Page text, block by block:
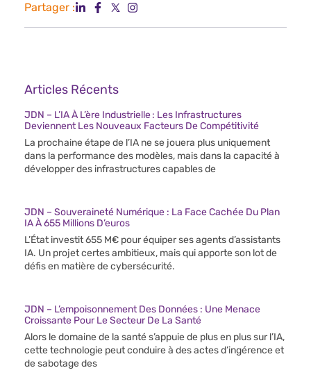
Partager :
Articles Récents
JDN – L’IA À L’ère Industrielle : Les Infrastructures
Deviennent Les Nouveaux Facteurs De Compétitivité
La prochaine étape de l’IA ne se jouera plus uniquement
dans la performance des modèles, mais dans la capacité à
développer des infrastructures capables de
JDN – Souveraineté Numérique : La Face Cachée Du Plan
IA À 655 Millions D’euros
L’État investit 655 M€ pour équiper ses agents d’assistants
IA. Un projet certes ambitieux, mais qui apporte son lot de
défis en matière de cybersécurité.
JDN – L’empoisonnement Des Données : Une Menace
Croissante Pour Le Secteur De La Santé
Alors le domaine de la santé s’appuie de plus en plus sur l’IA,
cette technologie peut conduire à des actes d’ingérence et
de sabotage des